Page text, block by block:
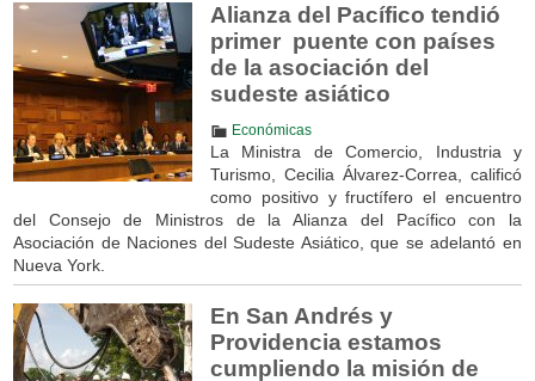
Alianza del Pacífico tendió
primer puente con países
de la asociación del
sudeste asiático
Económicas
La Ministra de Comercio, Industria y
Turismo, Cecilia Álvarez-Correa, calificó
como positivo y fructífero el encuentro
del Consejo de Ministros de la Alianza del Pacífico con la
Asociación de Naciones del Sudeste Asiático, que se adelantó en
Nueva York.
En San Andrés y
Providencia estamos
cumpliendo la misión de